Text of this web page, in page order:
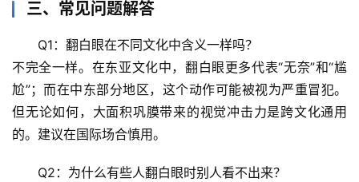
生
学
科
技
前
三、常见问题解答
Q1：翻白眼在不同文化中含义一样吗？
不完全一样。在东亚文化中，翻白眼更多代表“无奈”和“尴
尬”；而在中东部分地区，这个动作可能被视为严重冒犯。
但无论如何，大面积巩膜带来的视觉冲击力是跨文化通用
的。建议在国际场合慎用。
Q2：为什么有些人翻白眼时别人看不出来？